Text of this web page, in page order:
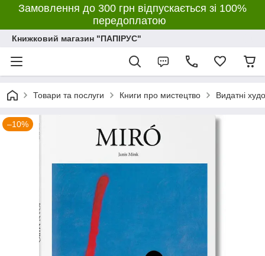
Замовлення до 300 грн відпускається зі 100%
передоплатою
Книжковий магазин "ПАПІРУС"
Товари та послуги Книги про мистецтво Видатні
–10%